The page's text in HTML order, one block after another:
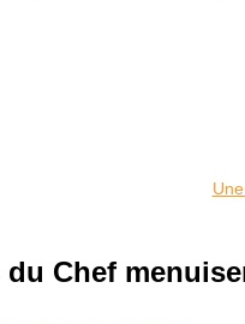
Chef